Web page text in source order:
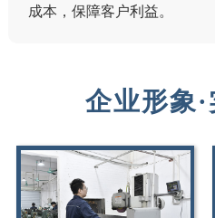
成本，保障客户利益。
企业形象